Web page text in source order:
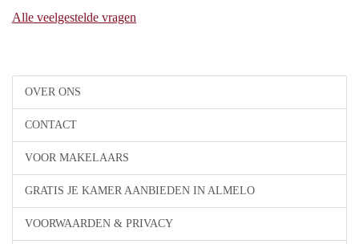
OVER ONS
CONTACT
VOOR MAKELAARS
GRATIS JE KAMER AANBIEDEN IN ALMELO
VOORWAARDEN & PRIVACY
Alle veelgestelde vragen